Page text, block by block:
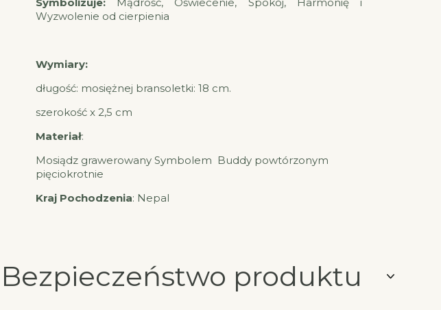
Wyzwolenie od cierpienia
Wymiary:
długość: mosiężnej bransoletki: 18 cm.
szerokość x 2,5 cm
Materiał:
Mosiądz grawerowany Symbolem Buddy powtórzonym
pięciokrotnie
Kraj Pochodzenia: Nepal
Bezpieczeństwo produktu